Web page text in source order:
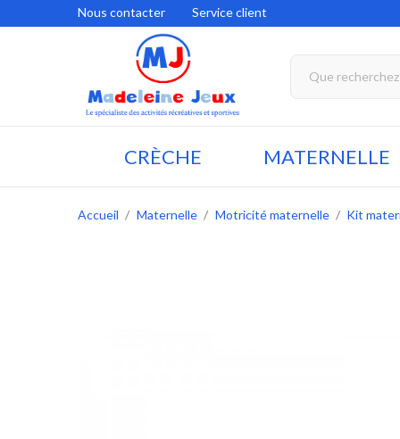
Nous contacter Service client
CRÈCHE MATERNELLE
Accueil Maternelle Motricité maternelle Kit